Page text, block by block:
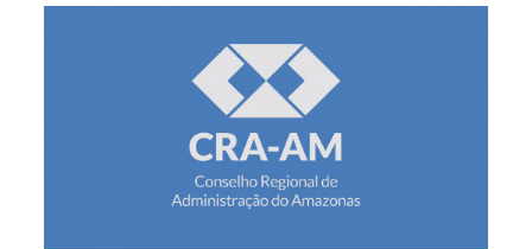
De
Região
Norte